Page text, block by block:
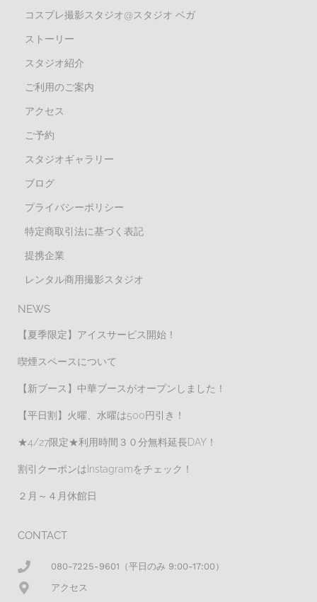
コスプレ撮影スタジオ@スタジオ ベガ
ストーリー
スタジオ紹介
ご利用のご案内
アクセス
ご予約
スタジオギャラリー
ブログ
プライバシーポリシー
特定商取引法に基づく表記
提携企業
レンタル商用撮影スタジオ
NEWS
【夏季限定】アイスサービス開始！
喫煙スペースについて
【新ブース】中華ブースがオープンしました！
【平日割】火曜、水曜は500円引き！
★4/27限定★利用時間３０分無料延長DAY！
割引クーポンはInstagramをチェック！
２月～４月休館日
CONTACT
080-7225-9601（平日のみ 9:00-17:00）
アクセス